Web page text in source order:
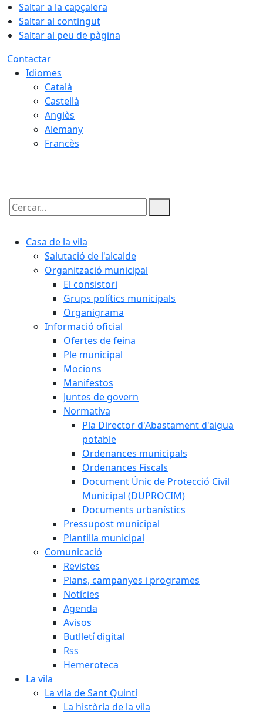
Saltar a la capçalera
Saltar al contingut
Saltar al peu de pàgina
Contactar
Idiomes
Català
Castellà
Anglès
Alemany
Francès
Cercar:
Casa de la vila
Salutació de l'alcalde
Organització municipal
El consistori
Grups polítics municipals
Organigrama
Informació oficial
Ofertes de feina
Ple municipal
Mocions
Manifestos
Juntes de govern
Normativa
Pla Director d'Abastament d'aigua
potable
Ordenances municipals
Ordenances Fiscals
Document Únic de Protecció Civil
Municipal (DUPROCIM)
Documents urbanístics
Pressupost municipal
Plantilla municipal
Comunicació
Revistes
Plans, campanyes i programes
Notícies
Agenda
Avisos
Butlletí digital
Rss
Hemeroteca
La vila
La vila de Sant Quintí
La història de la vila